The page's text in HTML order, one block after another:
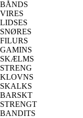
BÅNDS
VIRES
LIDSES
SNØRES
FILURS
GAMINS
SKÆLMS
STRENG
KLOVNS
SKALKS
BARSKT
STRENGT
BANDITS